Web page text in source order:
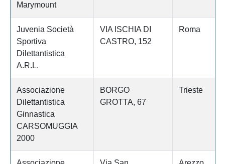
Marymount
Juvenia Società
Sportiva
Dilettantistica
A.R.L.
VIA ISCHIA DI
CASTRO, 152
Roma
Associazione
Dilettantistica
Ginnastica
CARSOMUGGIA
2000
BORGO
GROTTA, 67
Trieste